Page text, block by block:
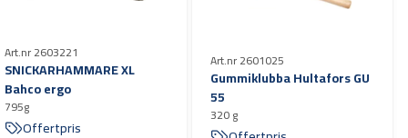
Art.nr 2603221
SNICKARHAMMARE XL
Bahco ergo
795g
Offertpris
Art.nr 2601025
Gummiklubba Hultafors GU
55
320 g